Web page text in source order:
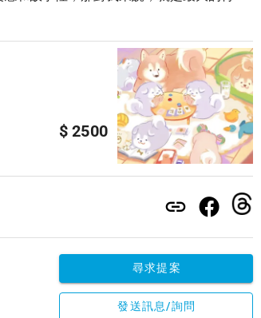
$ 2500
尋求提案
發送訊息/詢問